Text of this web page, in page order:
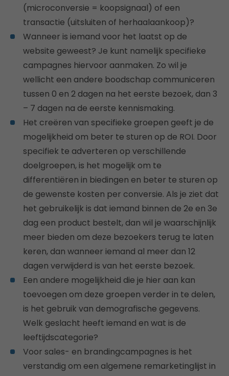
(microconversie = koopsignaal) of een
transactie (uitsluiten of herhaalaankoop)?
Wanneer is iemand voor het laatst op de
website geweest? Je kunt namelijk specifieke
campagnes hiervoor aanmaken. Zo wil je
wellicht een andere boodschap communiceren
tussen 0 en 2 dagen na het eerste bezoek, dan 3
– 7 dagen na de eerste kennismaking.
Het creëren van specifieke groepen geeft je de
mogelijkheid om beter te sturen op de ROI. Door
specifiek te adverteren op verschillende
doelgroepen, is het mogelijk om te
differentiëren in biedingen en beter te sturen op
de gewenste kosten per conversie. Als je ziet dat
het gebruikelijk is dat iemand binnen de 2e en 3e
dag een product bestelt, dan wil je waarschijnlijk
meer bieden om deze bezoekers terug te laten
keren, dan wanneer iemand al meer dan 12
dagen verwijderd is van het eerste bezoek.
Een andere mogelijkheid die je hier aan kan
toevoegen om deze groepen verder in te delen,
is het gebruik van demografische gegevens.
Welk geslacht heeft iemand en wat is de
leeftijdscategorie?
Voor sales- en brandingcampagnes is het
verstandig om een algemene remarketinglijst in